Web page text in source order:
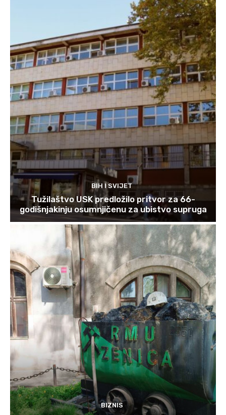
BIH I SVIJET
Tužilaštvo USK predložilo pritvor za 66-
godišnjakinju osumnjičenu za ubistvo supruga
BIZNIS